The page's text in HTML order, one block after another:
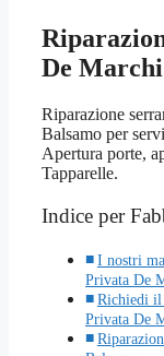
De
Riparazione
Balsamo per
Apertura porte,
Tapparelle.
Indice per
I nostri
Privata De
Richiedi il
Privata De